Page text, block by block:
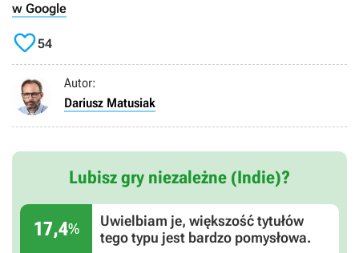
w Google
54
Autor:
Dariusz Matusiak
Lubisz gry niezależne (Indie)?
17,4%
Uwielbiam je, większość tytułów
tego typu jest bardzo pomysłowa.